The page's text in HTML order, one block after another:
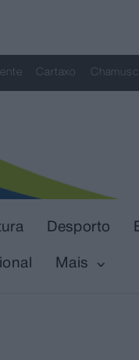
Cartaxo
Desporto
Mais